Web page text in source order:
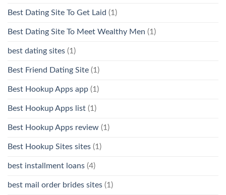
Best Dating Site To Get Laid (1)
Best Dating Site To Meet Wealthy Men (1)
best dating sites (1)
Best Friend Dating Site (1)
Best Hookup Apps app (1)
Best Hookup Apps list (1)
Best Hookup Apps review (1)
Best Hookup Sites sites (1)
best installment loans (4)
best mail order brides sites (1)